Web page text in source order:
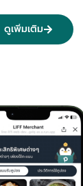
ดูเพิ่มเติม